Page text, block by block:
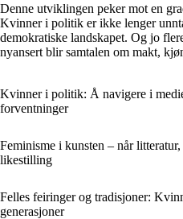
Denne utviklingen peker mot en
Kvinner i politik er ikke lenger
demokratiske landskapet. Og jo
nyansert blir samtalen om makt,
Kvinner i politik: Å navigere i
forventninger
Feminisme i kunsten – når
likestilling
Felles feiringer og tradisjoner:
generasjoner